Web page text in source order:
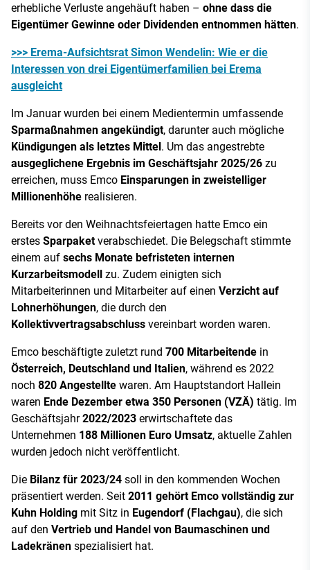
erhebliche Verluste angehäuft haben – ohne dass die
Eigentümer Gewinne oder Dividenden entnommen hätten.
>>> Erema-Aufsichtsrat Simon Wendelin: Wie er die
Interessen von drei Eigentümerfamilien bei Erema
ausgleicht
Im Januar wurden bei einem Medientermin umfassende
Sparmaßnahmen angekündigt, darunter auch mögliche
Kündigungen als letztes Mittel. Um das angestrebte
ausgeglichene Ergebnis im Geschäftsjahr 2025/26 zu
erreichen, muss Emco Einsparungen in zweistelliger
Millionenhöhe realisieren.
Bereits vor den Weihnachtsfeiertagen hatte Emco ein
erstes Sparpaketverabschiedet. Die Belegschaft stimmte
einem auf sechs Monate befristeten internen
Kurzarbeitsmodell zu. Zudem einigten sich
Mitarbeiterinnen und Mitarbeiter auf einen Verzicht auf
Lohnerhöhungen, die durch den
Kollektivvertragsabschluss vereinbart worden waren.
Emco beschäftigte zuletzt rund 700 Mitarbeitende in
Österreich, Deutschland und Italien, während es 2022
noch 820 Angestellte waren. Am Hauptstandort Hallein
waren Ende Dezember etwa 350 Personen (VZÄ) tätig. Im
Geschäftsjahr2022/2023 erwirtschaftete das
Unternehmen 188 Millionen Euro Umsatz, aktuelle Zahlen
wurden jedoch nicht veröffentlicht.
Die Bilanz für 2023/24 soll in den kommenden Wochen
präsentiert werden. Seit 2011 gehört Emco vollständig zur
Kuhn Holding mit Sitz in Eugendorf (Flachgau), die sich
auf den Vertrieb und Handel von Baumaschinen und
Ladekränen spezialisiert hat.